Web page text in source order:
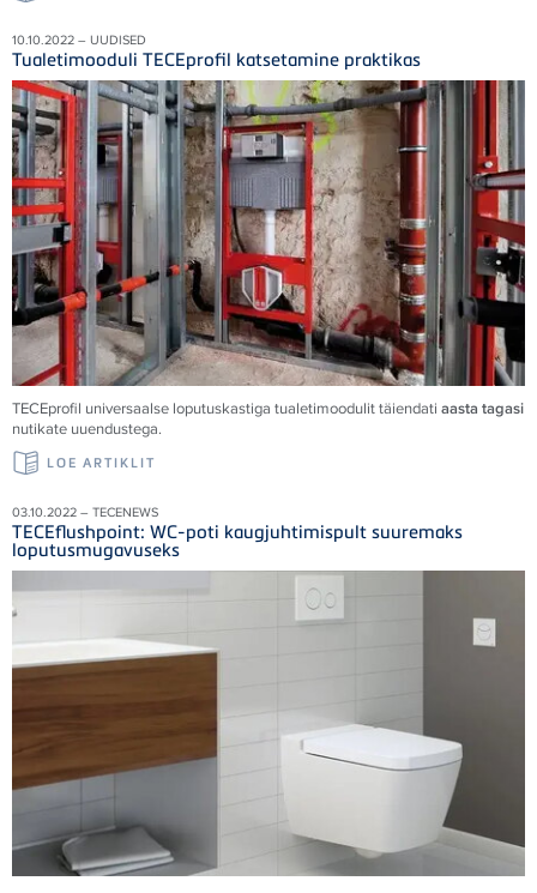
10.10.2022 – UUDISED
Tualetimooduli TECEprofil katsetamine praktikas
TECEprofil universaalse loputuskastiga tualetimoodulit täiendati aasta tagasi
nutikate uuendustega.
LOE ARTIKLIT
03.10.2022 – TECENEWS
TECEflushpoint: WC-poti kaugjuhtimispult suuremaks
loputusmugavuseks